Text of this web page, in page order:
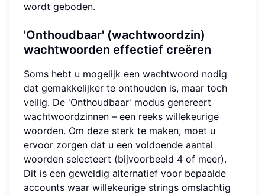
wordt geboden.
'Onthoudbaar' (wachtwoordzin)
wachtwoorden effectief creëren
Soms hebt u mogelijk een wachtwoord nodig
dat gemakkelijker te onthouden is, maar toch
veilig. De 'Onthoudbaar' modus genereert
wachtwoordzinnen – een reeks willekeurige
woorden. Om deze sterk te maken, moet u
ervoor zorgen dat u een voldoende aantal
woorden selecteert (bijvoorbeeld 4 of meer).
Dit is een geweldig alternatief voor bepaalde
accounts waar willekeurige strings omslachtig